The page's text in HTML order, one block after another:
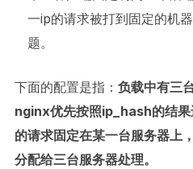
一ip的请求被打到固定的机
题。
下面的配置是指： 负载中有三
nginx优先按照ip_hash的结果
的请求固定在某一台服务器上
分配给三台服务器处理。